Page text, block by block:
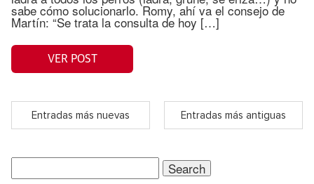
sabe cómo solucionarlo. Romy, ahí va el consejo de
Martín: “Se trata la consulta de hoy […]
VER POST
Entradas más nuevas Entradas más antiguas
Search
for: